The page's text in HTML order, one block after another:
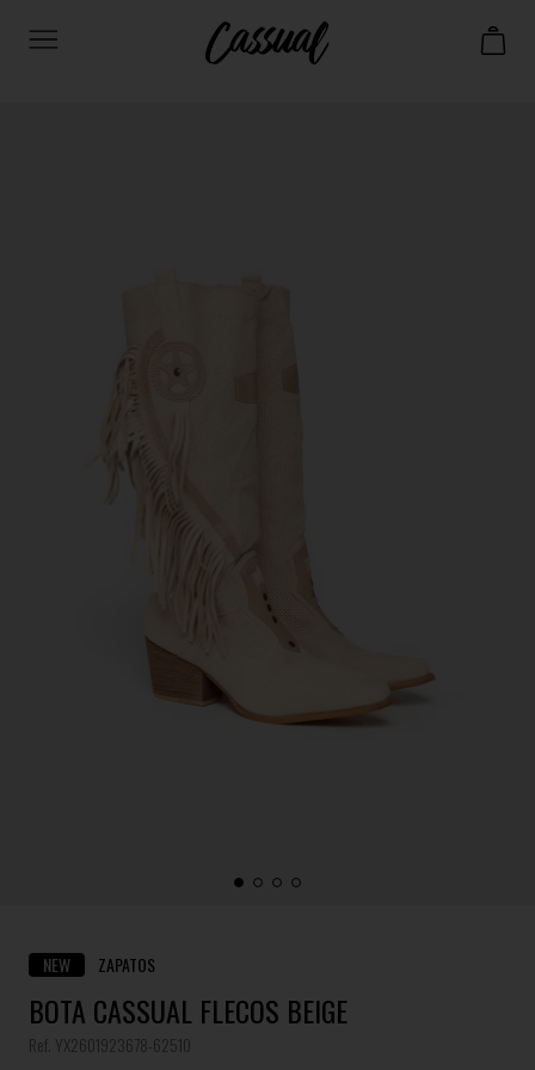
NEW ZAPATOS
BOTA CASSUAL FLECOS BEIGE
Ref. YX2601923678-62510